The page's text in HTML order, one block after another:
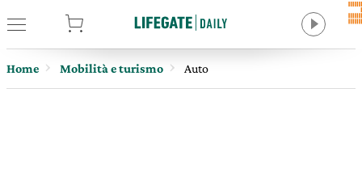
Home Mobilità e turismo Auto